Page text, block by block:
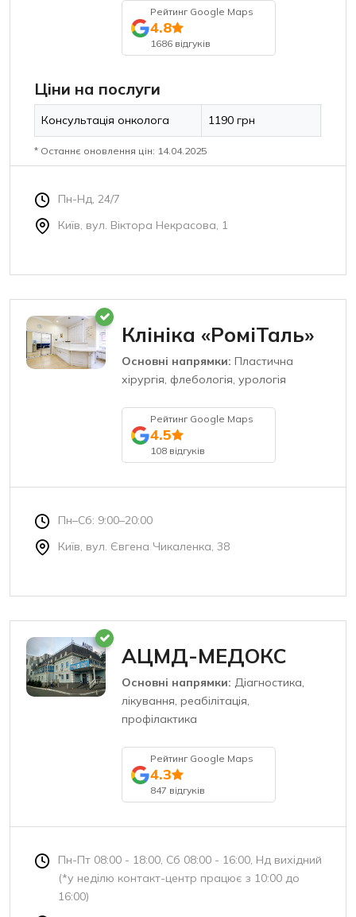
Рейтинг Google Maps
4.8
1686 відгуків
Ціни на послуги
Консультація онколога 1190 грн
* Останнє оновлення цін: 14.04.2025
Пн-Нд, 24/7
Київ, вул. Віктора Некрасова, 1
Клініка «РоміТаль»
Основні напрямки: Пластична
хірургія, флебологія, урологія
Рейтинг Google Maps
4.5
108 відгуків
Пн–Сб: 9:00–20:00
Київ, вул. Євгена Чикаленка, 38
АЦМД-МЕДОКС
Основні напрямки: Діагностика,
лікування, реабілітація,
профілактика
Рейтинг Google Maps
4.3
847 відгуків
Пн-Пт 08:00 - 18:00, Сб 08:00 - 16:00, Нд вихідний
(*у неділю контакт-центр працює з 10:00 до
16:00)